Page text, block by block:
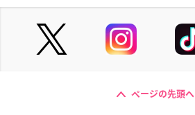
ページの先頭へ